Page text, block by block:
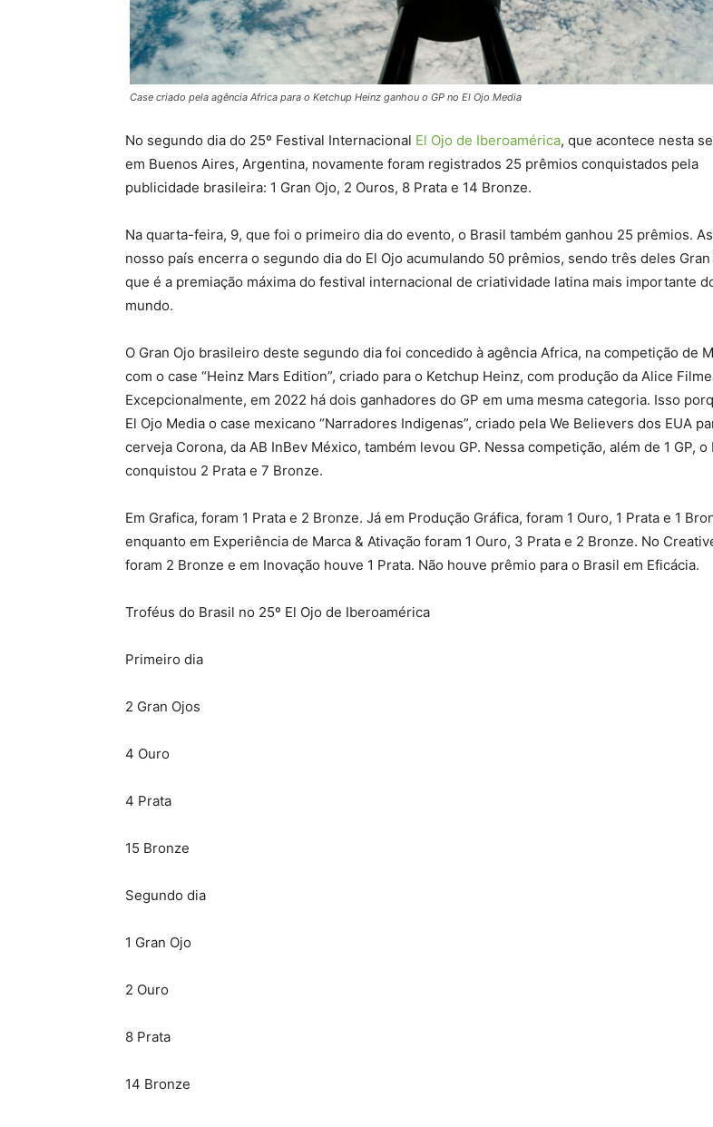
Case criado pela agência Africa para o Ketchup Heinz ganhou o GP no El Ojo Media
No segundo dia do 25º Festival Internacional El Ojo de Iberoamérica, que acontece nesta
em Buenos Aires, Argentina, novamente foram registrados 25 prêmios conquistados pela
publicidade brasileira: 1 Gran Ojo, 2 Ouros, 8 Prata e 14 Bronze.
Na quarta-feira, 9, que foi o primeiro dia do evento, o Brasil também ganhou 25 prêmios.
nosso país encerra o segundo dia do El Ojo acumulando 50 prêmios, sendo três deles Gran
que é a premiação máxima do festival internacional de criatividade latina mais importante
mundo.
O Gran Ojo brasileiro deste segundo dia foi concedido à agência Africa, na competição de
com o case “Heinz Mars Edition”, criado para o Ketchup Heinz, com produção da Alice
Excepcionalmente, em 2022 há dois ganhadores do GP em uma mesma categoria. Isso
El Ojo Media o case mexicano “Narradores Indigenas”, criado pela We Believers dos EUA
cerveja Corona, da AB InBev México, também levou GP. Nessa competição, além de 1 GP, o
conquistou 2 Prata e 7 Bronze.
Em Grafica, foram 1 Prata e 2 Bronze. Já em Produção Gráfica, foram 1 Ouro, 1 Prata e 1
enquanto em Experiência de Marca & Ativação foram 1 Ouro, 3 Prata e 2 Bronze. No
foram 2 Bronze e em Inovação houve 1 Prata. Não houve prêmio para o Brasil em Eficácia.
Troféus do Brasil no 25º El Ojo de Iberoamérica
Primeiro dia
2 Gran Ojos
4 Ouro
4 Prata
15 Bronze
Segundo dia
1 Gran Ojo
2 Ouro
8 Prata
14 Bronze